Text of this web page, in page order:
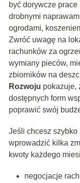
być dorywcze
drobnymi
ogrodami,
Zwróć uwagę na
rachunków za
wymiany pieców,
zbiorników na
Rozwoju pokazuje,
dostępnych form
poprawić swój
Jeśli chcesz szybko
wprowadzić kilka
kwoty każdego
negocjacje